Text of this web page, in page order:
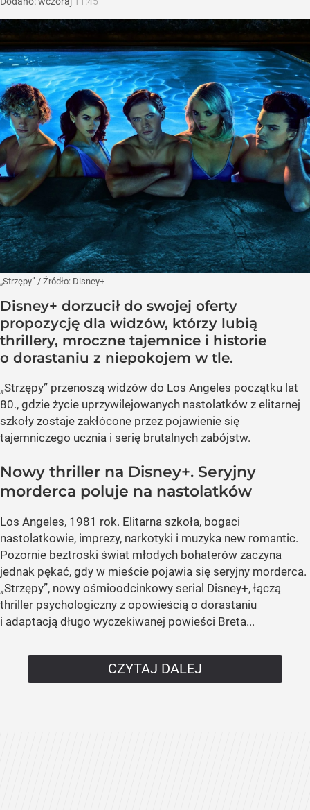
„Strzępy” / Źródło: Disney+
Disney+ dorzucił do swojej oferty
propozycję dla widzów, którzy lubią
thrillery, mroczne tajemnice i historie
o dorastaniu z niepokojem w tle.
„Strzępy” przenoszą widzów do Los Angeles początku lat
80., gdzie życie uprzywilejowanych nastolatków z elitarnej
szkoły zostaje zakłócone przez pojawienie się
tajemniczego ucznia i serię brutalnych zabójstw.
Nowy thriller na Disney+. Seryjny
morderca poluje na nastolatków
Los Angeles, 1981 rok. Elitarna szkoła, bogaci
nastolatkowie, imprezy, narkotyki i muzyka new romantic.
Pozornie beztroski świat młodych bohaterów zaczyna
jednak pękać, gdy w mieście pojawia się seryjny morderca.
„Strzępy”, nowy ośmioodcinkowy serial Disney+, łączą
thriller psychologiczny z opowieścią o dorastaniu
i adaptacją długo wyczekiwanej powieści Breta...
CZYTAJ DALEJ